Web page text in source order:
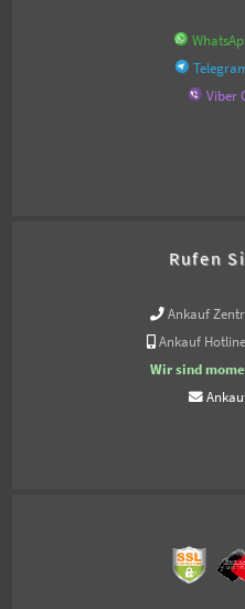
Viber
Rufen
Ankauf
Ankauf
Wir sind